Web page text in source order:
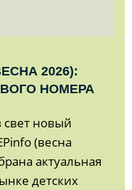
2026):
НОМЕРА
новый
(весна
актуальная
детских